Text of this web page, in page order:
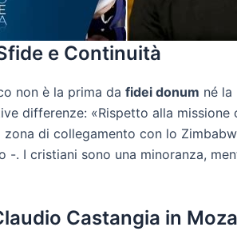
e Continuità
non è la prima da fidei donum né la
differenze: «Rispetto alla
di collegamento con lo
. I cristiani sono una minoranza,
Castangia in